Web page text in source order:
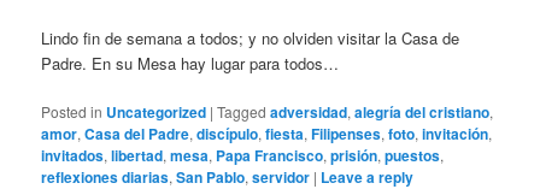
Lindo fin de semana a todos; y no olviden visitar la Casa de
Padre. En su Mesa hay lugar para todos…
Posted in Uncategorized |Tagged adversidad,alegría del cristiano,
amor,Casa del Padre,discípulo,fiesta,Filipenses,foto,invitación,
invitados,libertad,mesa, Papa Francisco,prisión,puestos,
reflexiones diarias,San Pablo,servidor | Leave a reply